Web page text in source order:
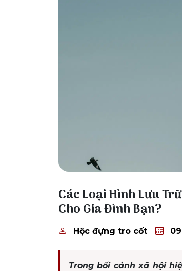
Các Loại Hình Lưu
Cho Gia Đình Bạn?
Hộc đựng tro cốt
Trong bối cảnh xã hội